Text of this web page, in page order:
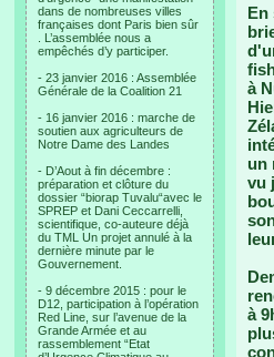
dans de nombreuses villes
françaises dont Paris bien sûr
. L’assemblée nous a
empêchés d’y participer.
- 23 janvier 2016 : Assemblée
Générale de la Coalition 21
- 16 janvier 2016 : marche de
soutien aux agriculteurs de
Notre Dame des Landes
- D’Aout à fin décembre :
préparation et clôture du
dossier “biorap Tuvalu“avec le
SPREP et Dani Ceccarrelli,
scientifique, co-auteure déjà
du TML Un projet annulé à la
dernière minute par le
Gouvernement.
- 9 décembre 2015 : pour le
D12, participation à l’opération
Red Line, sur l’avenue de la
Grande Armée et au
rassemblement “Etat
En
à
un
vu
à